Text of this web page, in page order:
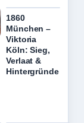
1860
München –
Viktoria
Köln: Sieg,
Verlaat &
Hintergründe